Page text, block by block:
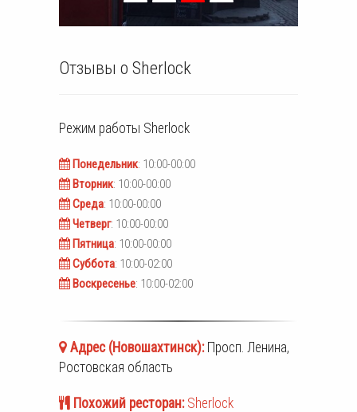
Отзывы о Sherlock
Режим работы Sherlock
Понедельник: 10:00-00:00
Вторник: 10:00-00:00
Среда: 10:00-00:00
Четверг: 10:00-00:00
Пятница: 10:00-00:00
Суббота: 10:00-02:00
Воскресенье: 10:00-02:00
Адрес (Новошахтинск): Просп. Ленина,
Ростовская область
Похожий ресторан: Sherlock